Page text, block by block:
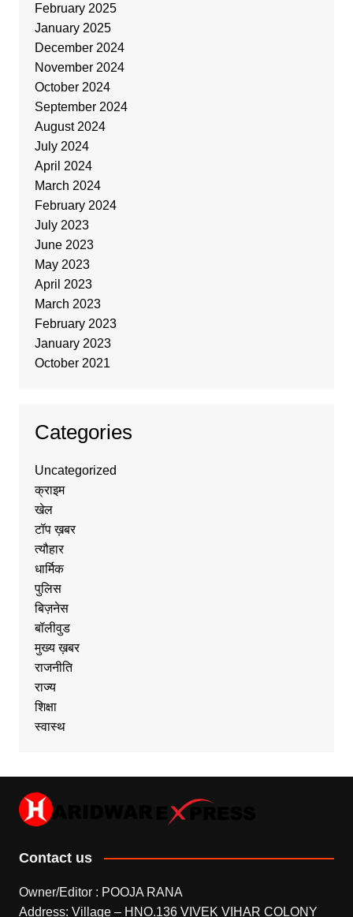
February 2025
January 2025
December 2024
November 2024
October 2024
September 2024
August 2024
July 2024
April 2024
March 2024
February 2024
July 2023
June 2023
May 2023
April 2023
March 2023
February 2023
January 2023
October 2021
Categories
Uncategorized
क्राइम
खेल
टॉप ख़बर
त्यौहार
धार्मिक
पुलिस
बिज़नेस
बॉलीवुड
मुख्य ख़बर
राजनीति
राज्य
शिक्षा
स्वास्थ
Contact us
Owner/Editor : POOJA RANA
Address: Village – HNO.136 VIVEK VIHAR COLONY